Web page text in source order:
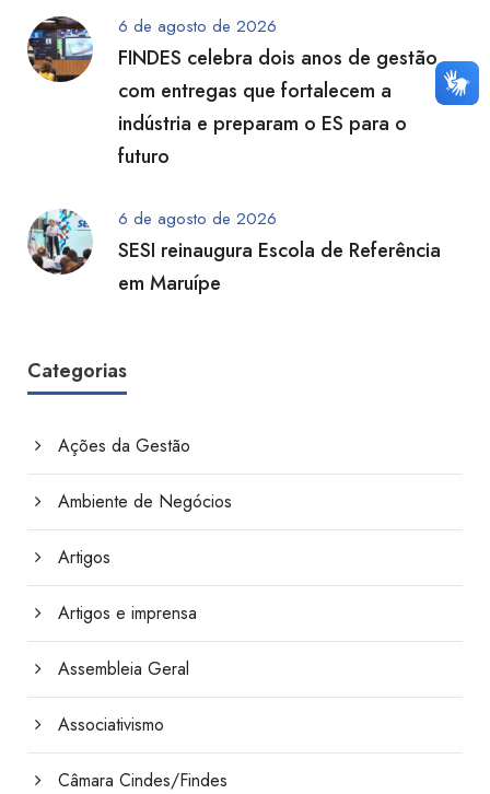
6 de agosto de 2026
FINDES celebra dois anos de gestão
com entregas que fortalecem a
indústria e preparam o ES para o
futuro
6 de agosto de 2026
SESI reinaugura Escola de Referência
em Maruípe
Categorias
Ações da Gestão
Ambiente de Negócios
Artigos
Artigos e imprensa
Assembleia Geral
Associativismo
Câmara Cindes/Findes